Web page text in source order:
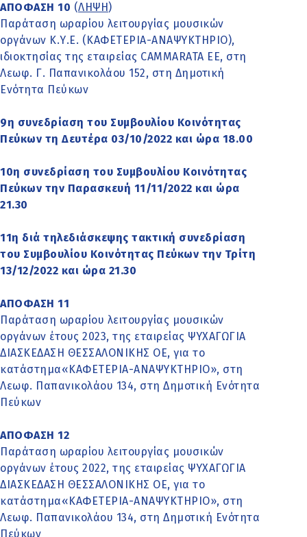
ΑΠΟΦΑΣΗ 10 (ΛΗΨΗ )
Παράταση ωραρίου λειτουργίας μουσικών
οργάνων Κ.Υ.Ε. (ΚΑΦΕΤΕΡΙΑ-ΑΝΑΨΥΚΤΗΡΙΟ),
ιδιοκτησίας της εταιρείας CAMMARATA EE, στη
Λεωφ. Γ. Παπανικολάου 152, στη Δημοτική
Ενότητα Πεύκων
9η συνεδρίαση του Συμβουλίου Κοινότητας
Πεύκων τη Δευτέρα 03/10/2022 και ώρα 18.00
10η συνεδρίαση του Συμβουλίου Κοινότητας
Πεύκων την Παρασκευή 11/11/2022 και ώρα
21.30
11η διά τηλεδιάσκεψης τακτική συνεδρίαση
του Συμβουλίου Κοινότητας Πεύκων την Τρίτη
13/12/2022 και ώρα 21.30
ΑΠΟΦΑΣΗ 11
Παράταση ωραρίου λειτουργίας μουσικών
οργάνων έτους 2023, της εταιρείας ΨΥΧΑΓΩΓΙΑ
ΔΙΑΣΚΕΔΑΣΗ ΘΕΣΣΑΛΟΝΙΚΗΣ ΟΕ, για το
κατάστημα«ΚΑΦΕΤΕΡΙΑ-ΑΝΑΨΥΚΤΗΡΙΟ», στη
Λεωφ. Παπανικολάου 134, στη Δημοτική Ενότητα
Πεύκων
ΑΠΟΦΑΣΗ 12
Παράταση ωραρίου λειτουργίας μουσικών
οργάνων έτους 2022, της εταιρείας ΨΥΧΑΓΩΓΙΑ
ΔΙΑΣΚΕΔΑΣΗ ΘΕΣΣΑΛΟΝΙΚΗΣ ΟΕ, για το
κατάστημα«ΚΑΦΕΤΕΡΙΑ-ΑΝΑΨΥΚΤΗΡΙΟ», στη
Λεωφ. Παπανικολάου 134, στη Δημοτική Ενότητα
Πεύκων